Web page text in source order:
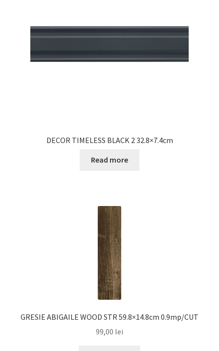
DECOR TIMELESS BLACK 2 32.8×7.4cm
Read more
GRESIE ABIGAILE WOOD STR 59.8×14.8cm 0.9mp/CUT
99,00 lei